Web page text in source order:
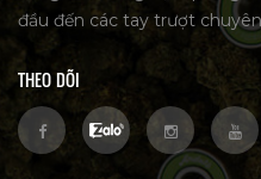
đầu đến các tay trượt
THEO DÕI